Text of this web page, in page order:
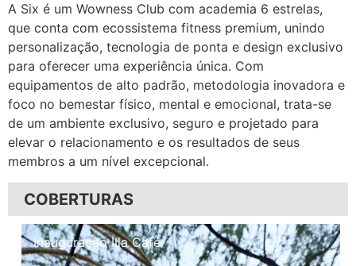
A Six é um Wowness Club com academia 6 estrelas,
que conta com ecossistema fitness premium, unindo
personalização, tecnologia de ponta e design exclusivo
para oferecer uma experiência única. Com
equipamentos de alto padrão, metodologia inovadora e
foco no bemestar físico, mental e emocional, trata-se
de um ambiente exclusivo, seguro e projetado para
elevar o relacionamento e os resultados de seus
membros a um nível excepcional.
COBERTURAS
Inauguração Illa Café